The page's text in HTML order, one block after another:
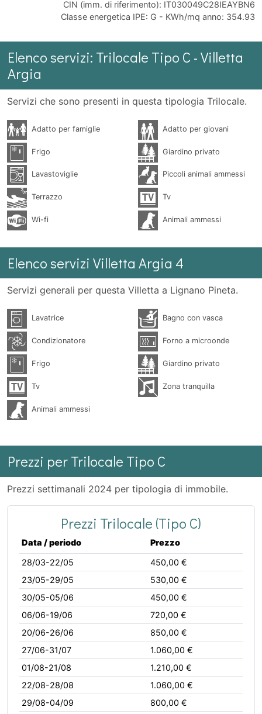
CIN (imm. di riferimento): IT030049C28IEAYBN6
Classe energetica IPE: G - KWh/mq anno: 354.93
Elenco servizi: Trilocale Tipo C - Villetta
Argia
Servizi che sono presenti in questa tipologia Trilocale.
Adatto per famiglie Adatto per giovani
Frigo Giardino privato
Lavastoviglie Piccoli animali ammessi
Terrazzo Tv
Wi-fi Animali ammessi
Elenco servizi Villetta Argia 4
Servizi generali per questa Villetta a Lignano Pineta.
Lavatrice Bagno con vasca
Condizionatore Forno a microonde
Frigo Giardino privato
Tv Zona tranquilla
Animali ammessi
Prezzi per Trilocale Tipo C
Prezzi settimanali 2024 per tipologia di immobile.
Prezzi Trilocale (Tipo C)
Data / periodo
Prezzo
28/03-22/05
450,00 €
23/05-29/05
530,00 €
30/05-05/06
450,00 €
06/06-19/06
720,00 €
20/06-26/06
850,00 €
27/06-31/07
1.060,00 €
01/08-21/08
1.210,00 €
22/08-28/08
1.060,00 €
29/08-04/09
800,00 €